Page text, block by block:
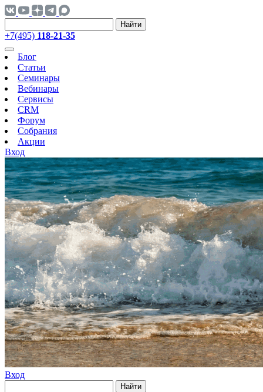
Найти
+7(495) 118-21-35
Блог
Статьи
Семинары
Вебинары
Сервисы
CRM
Форум
Собрания
Акции
Вход
Вход
Найти